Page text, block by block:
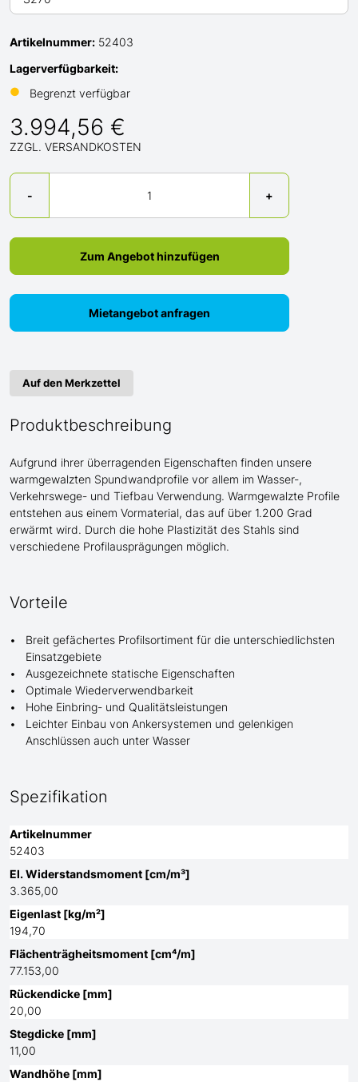
Artikelnummer: 52403
Lagerverfügbarkeit:
●
Begrenzt verfügbar
3.994,56 €
ZZGL. VERSANDKOSTEN
-
Menge
+
Zum Angebot hinzufügen
Mietangebot anfragen
Auf den Merkzettel
Produktbeschreibung
Aufgrund ihrer überragenden Eigenschaften finden unsere
warmgewalzten Spundwandprofile vor allem im Wasser-,
Verkehrswege- und Tiefbau Verwendung. Warmgewalzte Profile
entstehen aus einem Vormaterial, das auf über 1.200 Grad
erwärmt wird. Durch die hohe Plastizität des Stahls sind
verschiedene Profilausprägungen möglich.
Vorteile
Breit gefächertes Profilsortiment für die unterschiedlichsten
Einsatzgebiete
Ausgezeichnete statische Eigenschaften
Optimale Wiederverwendbarkeit
Hohe Einbring- und Qualitätsleistungen
Leichter Einbau von Ankersystemen und gelenkigen
Anschlüssen auch unter Wasser
Spezifikation
Artikelnummer
52403
El. Widerstandsmoment [cm/m³]
3.365,00
Eigenlast [kg/m²]
194,70
Flächenträgheitsmoment [cm⁴/m]
77.153,00
Rückendicke [mm]
20,00
Stegdicke [mm]
11,00
Wandhöhe [mm]